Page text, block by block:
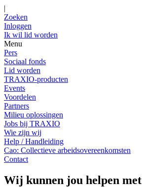
|
Zoeken
Inloggen
Ik wil lid worden
Menu
Pers
Sociaal fonds
Lid worden
TRAXIO-producten
Events
Voordelen
Partners
Milieu oplossingen
Jobs bij TRAXIO
Wie zijn wij
Help / Handleiding
Cao: Collectieve arbeidsovereenkomsten
Contact
Wij kunnen jou helpen met